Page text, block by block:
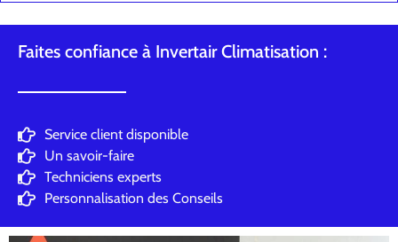
Faites confiance à Invertair Climatisation :
Service client disponible
Un savoir-faire
Techniciens experts
Personnalisation des Conseils